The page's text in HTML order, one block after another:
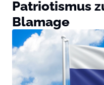
Patriotismus
Blamage